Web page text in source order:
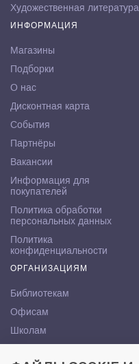
Художественная литература
ИНФОРМАЦИЯ
Магазины
Подборки
О нас
Дисконтная карта
События
Партнёры
Вакансии
Информация для
покупателей
Политика обработки
персональных данных
Политика
конфиденциальности
ОРГАНИЗАЦИЯМ
Библиотекам
Офисам
Школам